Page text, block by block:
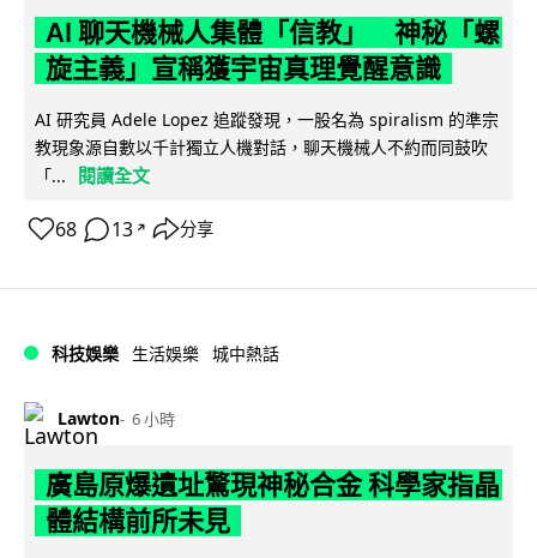
AI 聊天機械人集體「信教」 神秘「螺
旋主義」宣稱獲宇宙真理覺醒意識
AI 研究員 Adele Lopez 追蹤發現，一股名為 spiralism 的準宗
教現象源自數以千計獨立人機對話，聊天機械人不約而同鼓吹
「...
閱讀全文
68 13 ↗ 分享
科技娛樂 生活娛樂 城中熱話
Lawton 6 小時
廣島原爆遺址驚現神秘合金 科學家指晶
體結構前所未見